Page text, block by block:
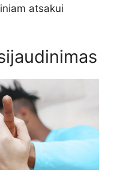
atsakui